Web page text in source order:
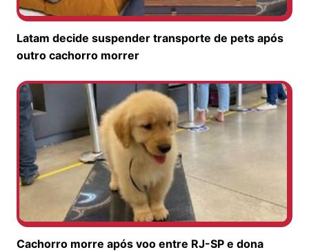
Latam decide suspender transporte de pets após
outro cachorro morrer
Cachorro morre após voo entre RJ-SP e dona